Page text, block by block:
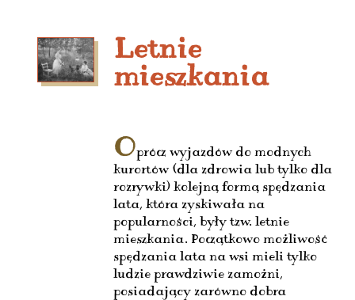
Letnie
mieszkania
Oprócz wyjazdów do modnych
kurortów (dla zdrowia lub tylko dla
rozrywki) kolejną formą spędzania
lata, która zyskiwała na
popularności, były tzw. letnie
mieszkania. Początkowo możliwość
spędzania lata na wsi mieli tylko
ludzie prawdziwie zamożni,
posiadający zarówno dobra